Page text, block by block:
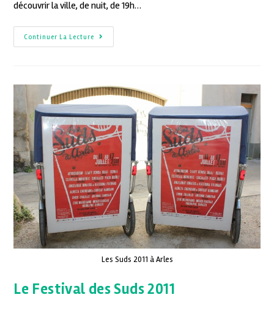
découvrir la ville, de nuit, de 19h…
Continuer La Lecture
Les Suds 2011 à Arles
Le Festival des Suds 2011